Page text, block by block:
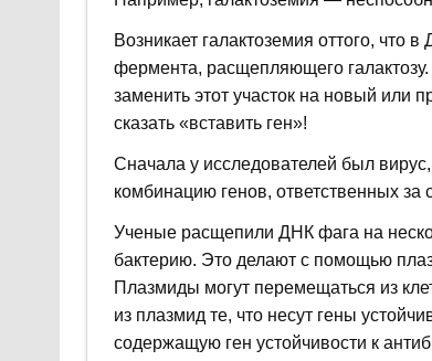
Возникает галактоземия оттого, что
фермента, расщепляющего
заменить этот участок на новый или
сказать «вставить ген»!
Сначала у исследователей был
комбинацию генов, ответственных
Ученые расщепили ДНК фага на
бактерию. Это делают с помощью
Плазмиды могут перемещаться из
из плазмид те, что несут гены
содержащую ген устойчивости к